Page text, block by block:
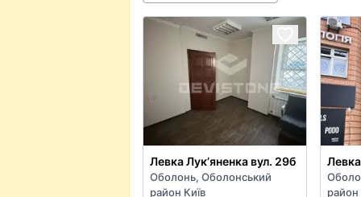
Левка Лукʼяненка вул. 29б
Оболонь, Оболонський
район Київ
район